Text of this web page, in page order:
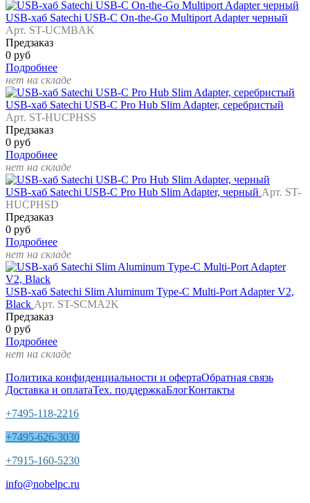
USB-хаб Satechi USB-C On-the-Go Multiport Adapter черный
Арт. ST-UCMBAK
Предзаказ
0 руб
Подробнее
нет на складе
USB-хаб Satechi USB-C Pro Hub Slim Adapter, серебристый
Арт. ST-HUCPHSS
Предзаказ
0 руб
Подробнее
нет на складе
USB-хаб Satechi USB-C Pro Hub Slim Adapter, черный Арт. ST-
HUCPHSD
Предзаказ
0 руб
Подробнее
нет на складе
USB-хаб Satechi Slim Aluminum Type-C Multi-Port Adapter V2,
Black Арт. ST-SCMA2K
Предзаказ
0 руб
Подробнее
нет на складе
Политика конфиденциальности и офертаОбратная связь
Доставка и оплатаТех. поддержкаБлогКонтакты
+7495-118-2216
+7495-626-3030
+7915-160-5230
info@nobelpc.ru